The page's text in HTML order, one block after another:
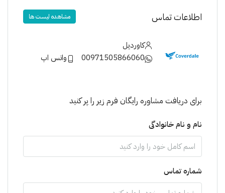
اطلاعات تماس مشاهده لیست ها
کاوردیل
00971505866060
واتس اپ
برای دریافت مشاوره رایگان فرم زیر را پر کنید
نام و نام خانوادگی
شماره تماس